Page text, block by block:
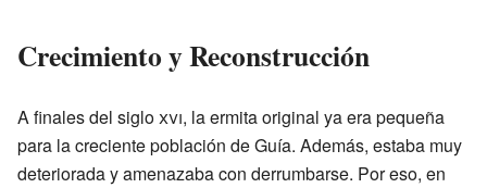
Crecimiento y Reconstrucción
A finales del sigloxvi, la ermita original ya era pequeña
para la creciente población de Guía. Además, estaba muy
deteriorada y amenazaba con derrumbarse. Por eso, en